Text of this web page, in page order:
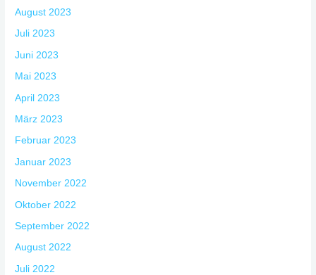
August 2023
Juli 2023
Juni 2023
Mai 2023
April 2023
März 2023
Februar 2023
Januar 2023
November 2022
Oktober 2022
September 2022
August 2022
Juli 2022